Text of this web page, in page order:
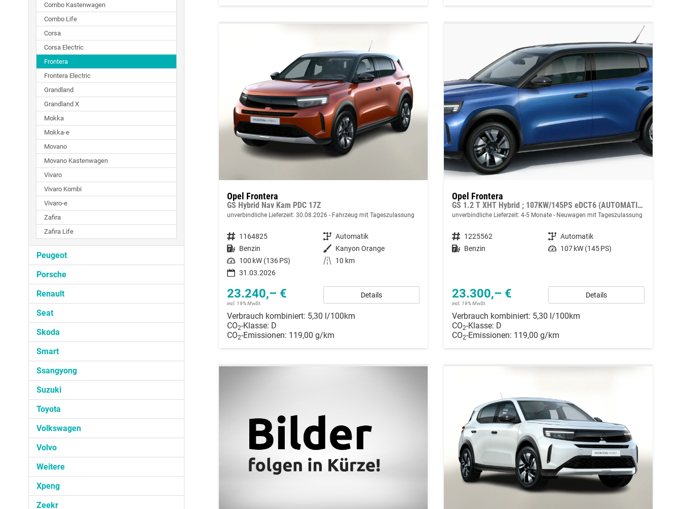
Opel Frontera
GS Hybrid Nav Kam PDC 17Z
unverbindliche Lieferzeit: 30.08.2026 Fahrzeug mit Tageszulassung
Fahrzeugnummer 1164825 Getriebe Automatik
Kraftstoff Benzin Außenfarbe Kanyon Orange
Leistung 100 kW (136 PS) Kilometerstand
10 km
31.03.2026
23.240,– €
incl. 19% MwSt.
Details
Verbrauch kombiniert: 5,30 l/100km
CO2-Klasse: D
CO2-Emissionen: 119,00 g/km
Opel Frontera
GS 1.2 T XHT Hybrid ; 107KW/145PS eDCT6 (AUTOMATIK), 17" Alufelgen, Klimaautomatik, Abgedunkelte Scheiben, Parksensoren vorne und hinten, Rückfahrkamera, Radio 10" Touchscreen/Navigation
unverbindliche Lieferzeit: 4-5 Monate Neuwagen mit Tageszulassung
Fahrzeugnummer 1225562 Getriebe Automatik
Kraftstoff Benzin Leistung 107 kW (145 PS)
23.300,– €
incl. 19% MwSt.
Details
Verbrauch kombiniert: 5,30 l/100km
CO2-Klasse: D
CO2-Emissionen: 119,00 g/km
Combo Kastenwagen
Combo Life
Corsa
Corsa Electric
Frontera
Frontera Electric
Grandland
Grandland X
Mokka
Mokka-e
Movano
Movano Kastenwagen
Vivaro
Vivaro Kombi
Vivaro-e
Zafira
Zafira Life
Peugeot
Porsche
Renault
Seat
Skoda
Smart
Ssangyong
Suzuki
Toyota
Volkswagen
Volvo
Weitere
Xpeng
Zeekr